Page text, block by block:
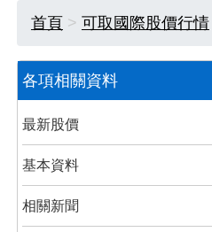
首頁 可取國際股價行情
各項相關資料
最新股價
基本資料
相關新聞